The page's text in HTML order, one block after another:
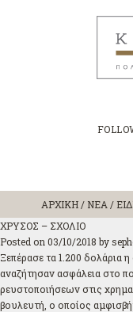
ΑΡΧΙΚΗ/ ΝΕΑ /
ΧΡΥΣΟΣ – ΣΧΟΛΙΟ
Posted on 03/10/2018 by
Ξεπέρασε τα 1.200 δολάρια
αναζήτησαν ασφάλεια στο
ρευστοποιήσεων στις
βουλευτή, ο οποίος